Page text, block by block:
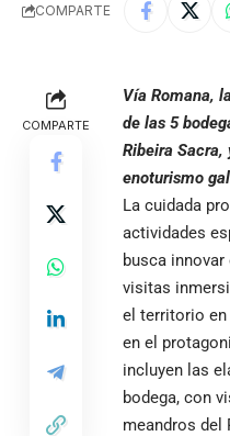
COMPARTE
COMPARTE
Vía Romana,
de las 5
Ribeira Sacra,
enoturismo
La cuidada
actividades
busca
visitas
el territorio
en el
incluyen las
bodega, con
meandros del